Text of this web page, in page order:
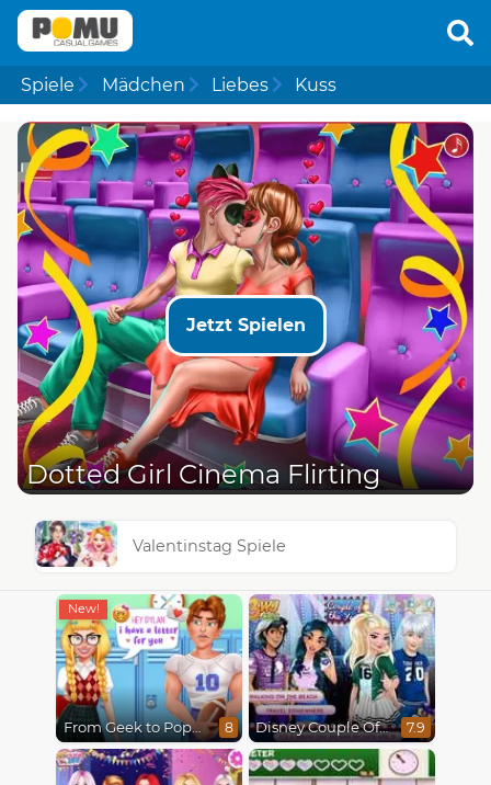
Spiele Mädchen Liebes Kuss
Jetzt Spielen
Dotted Girl Cinema Flirting
Valentinstag Spiele
From Geek to Popular Girl 8 Disney Couple Of The Year 7.9